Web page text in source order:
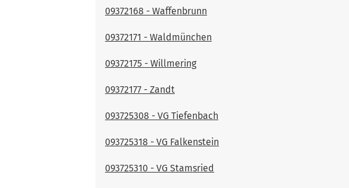
09372168 - Waffenbrunn
09372171 - Waldmünchen
09372175 - Willmering
09372177 - Zandt
093725308 - VG Tiefenbach
093725318 - VG Falkenstein
093725310 - VG Stamsried